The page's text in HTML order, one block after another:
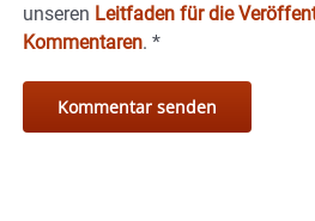
unseren Leitfaden für die
Kommentaren. *